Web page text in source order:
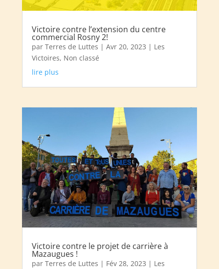
Victoire contre l’extension du centre
commercial Rosny 2!
par Terres de Luttes | Avr 20, 2023 | Les
Victoires, Non classé
lire plus
Victoire contre le projet de carrière à
Mazaugues !
par Terres de Luttes | Fév 28, 2023 | Les